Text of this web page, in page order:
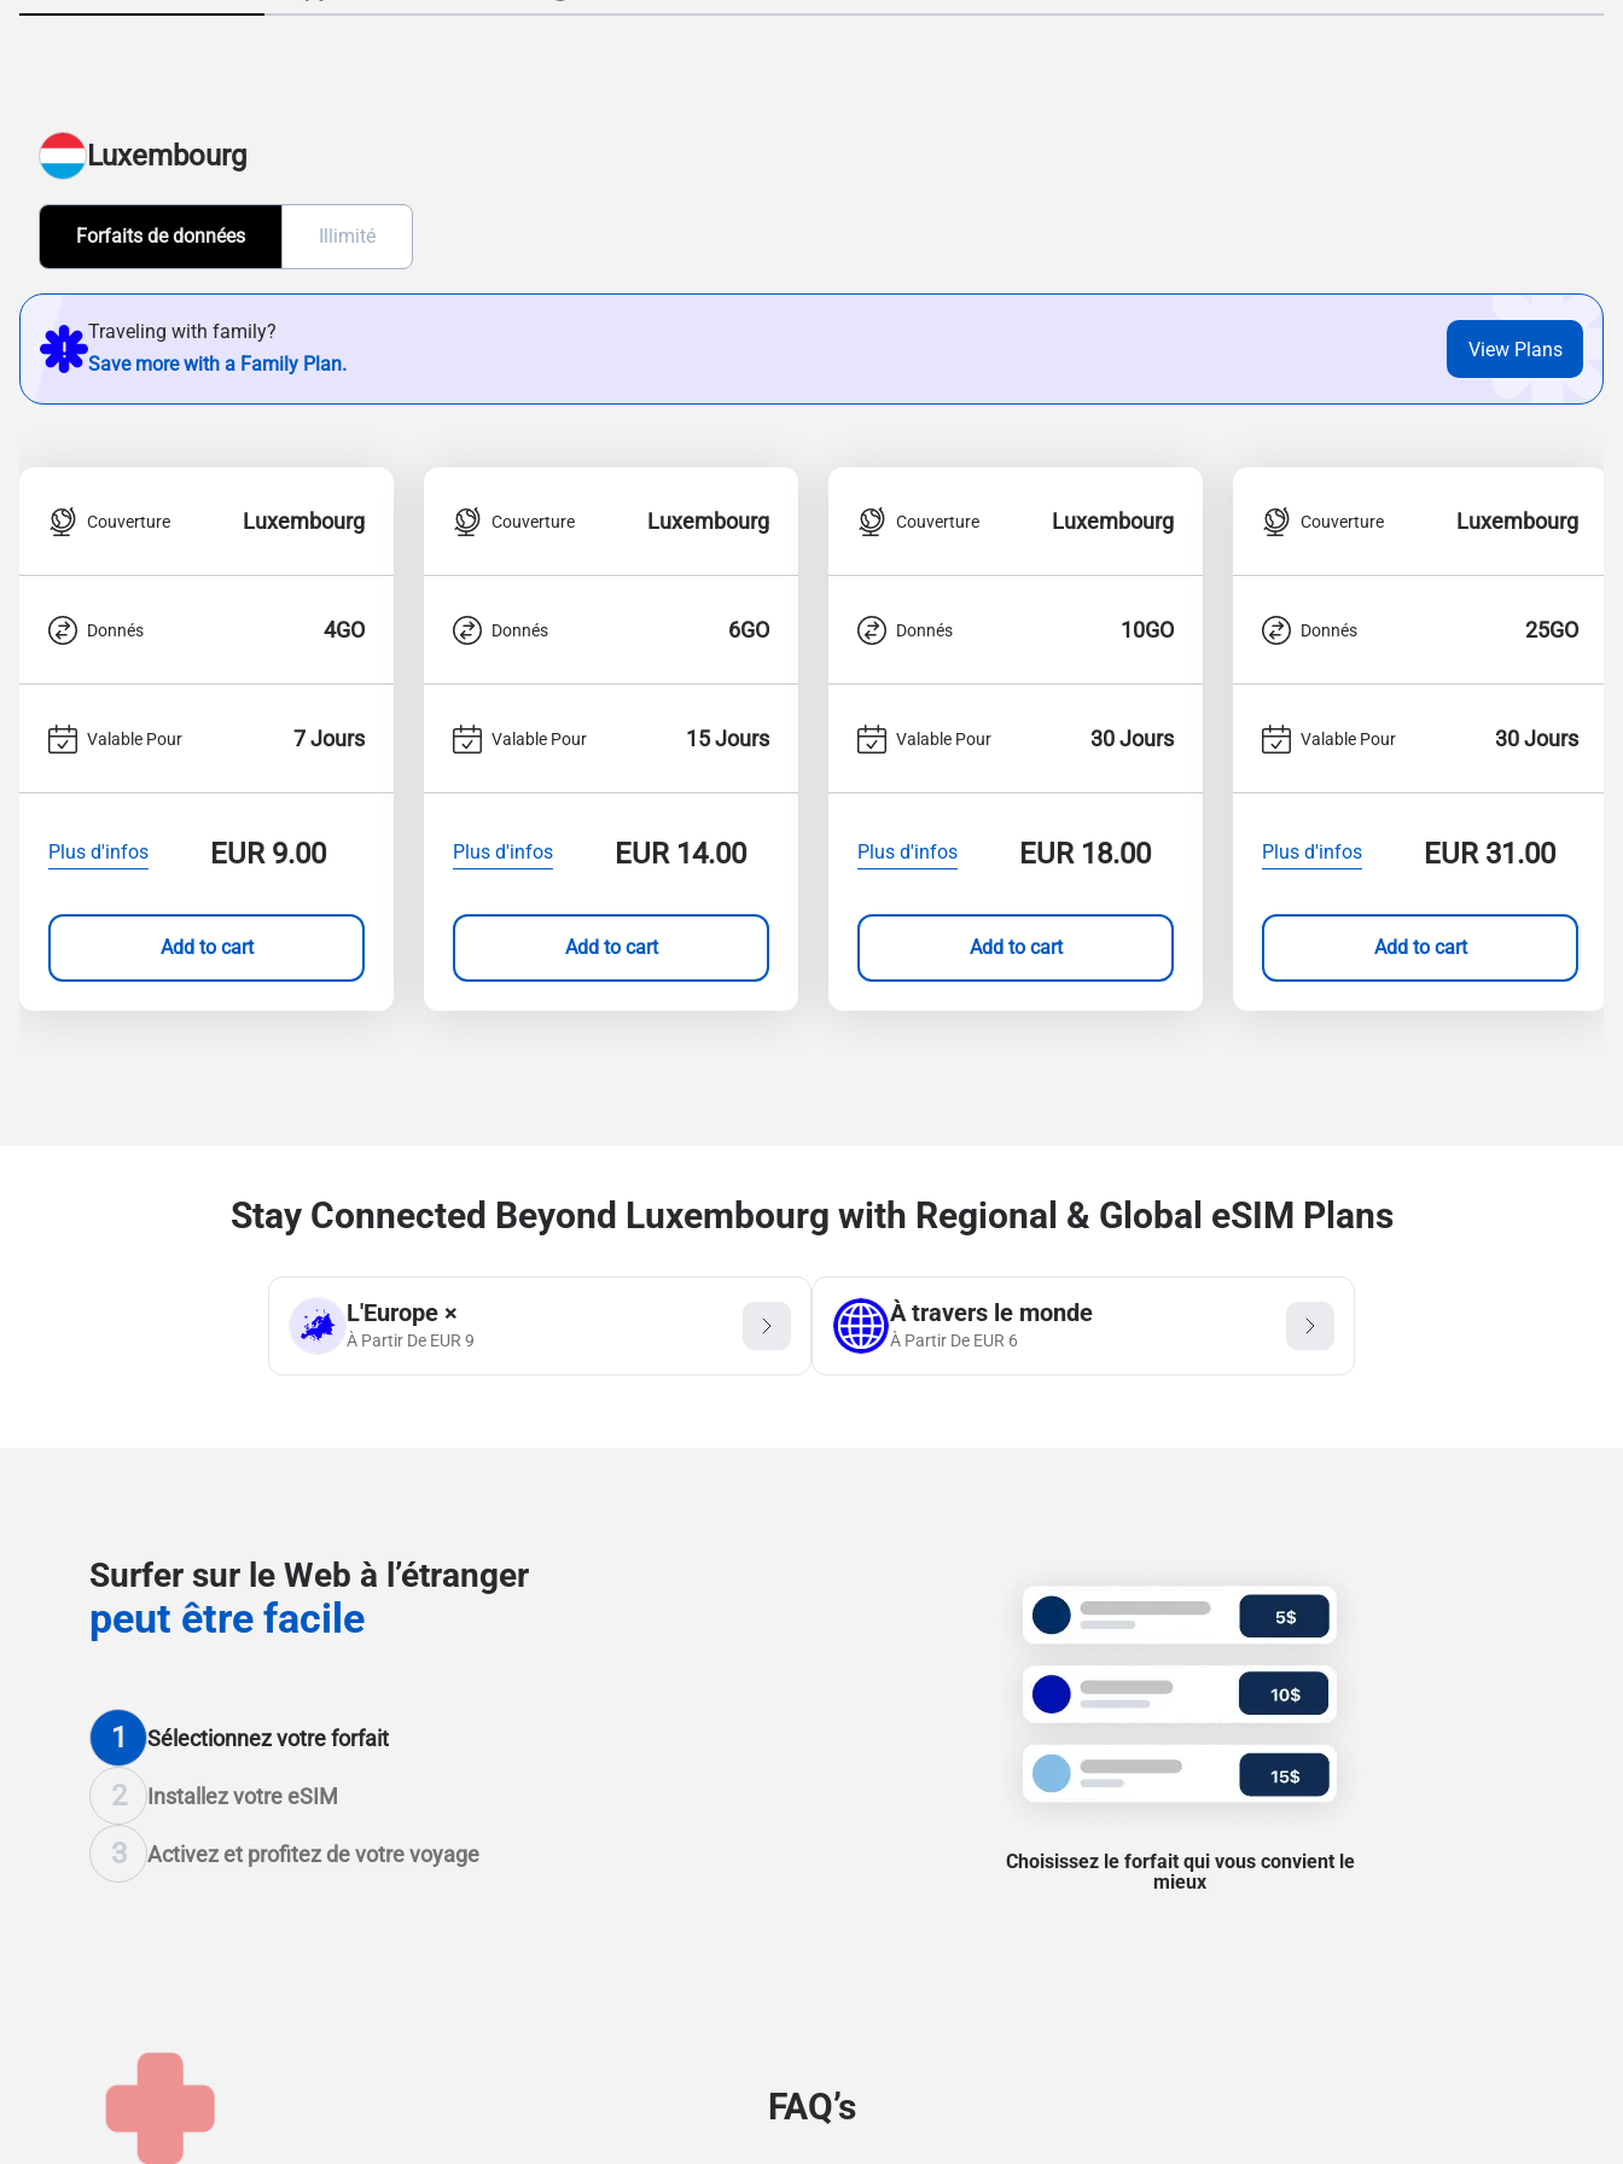
Luxembourg
Forfaits de données Illimité
Traveling with family?
Save more with a Family Plan.
View Plans
Couverture Luxembourg
Donnés 4GO
Valable Pour 7 Jours
Plus d'infos EUR9.00
Add to cart
Couverture Luxembourg
Donnés 6GO
Valable Pour 15 Jours
Plus d'infos EUR14.00
Add to cart
Couverture Luxembourg
Donnés 10GO
Valable Pour 30 Jours
Plus d'infos EUR18.00
Add to cart
Couverture Luxembourg
Donnés 25GO
Valable Pour 30 Jours
Plus d'infos EUR31.00
Add to cart
Stay Connected Beyond Luxembourg with Regional & Global eSIM Plans
L'Europe ×
À Partir De EUR 9
À travers le monde
À Partir De EUR 6
Surfer sur le Web à l’étranger
peut être facile
1 Sélectionnez votre forfait
2 Installez votre eSIM
3 Activez et profitez de votre voyage
Choisissez le forfait qui vous convient le
mieux
FAQ’s